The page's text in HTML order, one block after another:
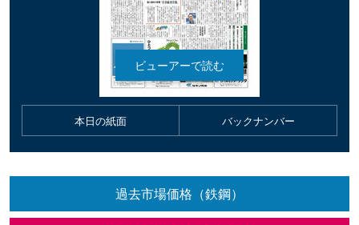
本日の紙面 バックナンバー
過去市場価格（鉄鋼）